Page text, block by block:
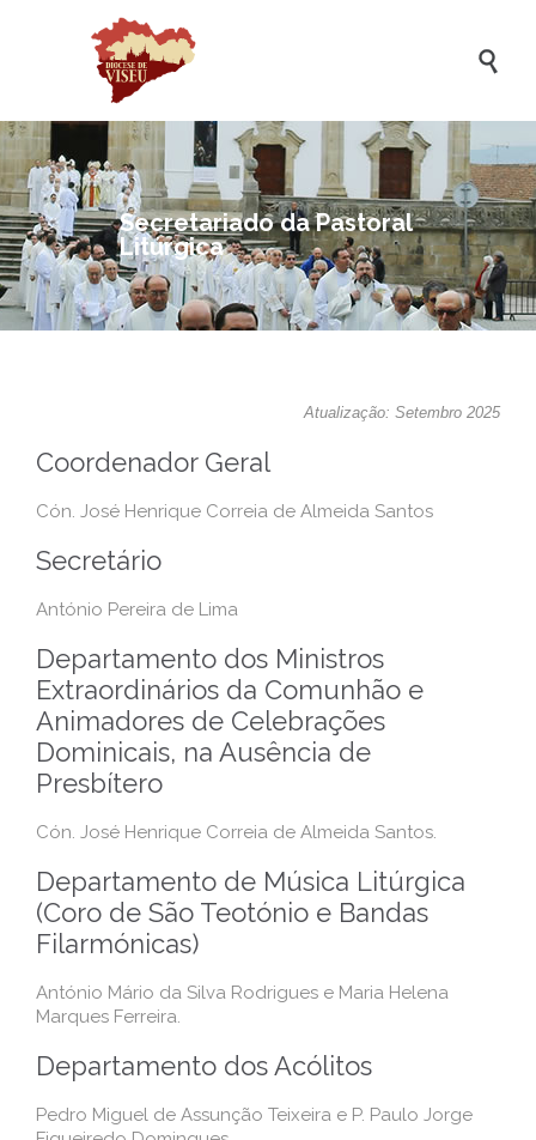

Secretariado da Pastoral
Litúrgica
Atualização: Setembro 2025
Coordenador Geral
Cón. José Henrique Correia de Almeida Santos
Secretário
António Pereira de Lima
Departamento dos Ministros
Extraordinários da Comunhão e
Animadores de Celebrações
Dominicais, na Ausência de
Presbítero
Cón. José Henrique Correia de Almeida Santos.
Departamento de Música Litúrgica
(Coro de São Teotónio e Bandas
Filarmónicas)
António Mário da Silva Rodrigues e Maria Helena
Marques Ferreira.
Departamento dos Acólitos
Pedro Miguel de Assunção Teixeira e P. Paulo Jorge